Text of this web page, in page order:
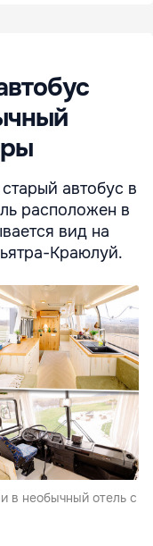
автобус в
расположен в
вид на
Краюлуй.
в необычный отель с